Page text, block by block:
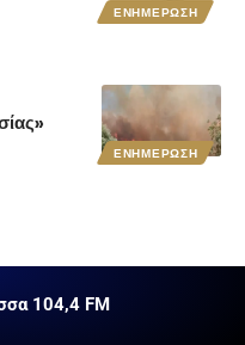
ΕΝΗΜΕΡΩΣΗ
ΕΝΗΜΕΡΩΣΗ
104,4 FM